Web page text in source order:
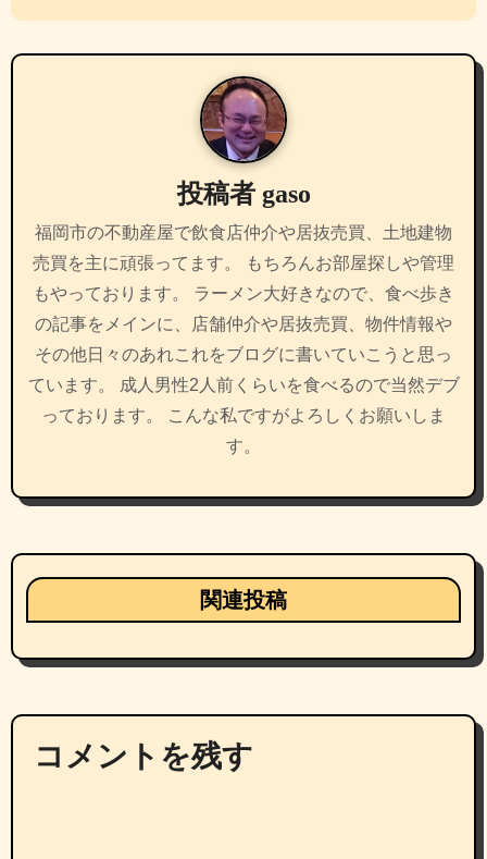
ビ
ゲ
ン
投稿者 gaso
福岡市の不動産屋で飲食店仲介や居抜売買、土地建物
売買を主に頑張ってます。 もちろんお部屋探しや管理
もやっております。 ラーメン大好きなので、食べ歩き
の記事をメインに、店舗仲介や居抜売買、物件情報や
その他日々のあれこれをブログに書いていこうと思っ
ています。 成人男性2人前くらいを食べるので当然デブ
っております。 こんな私ですがよろしくお願いしま
す。
関連投稿
コメントを残す